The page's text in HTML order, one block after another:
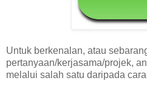
Untuk berkenalan, atau
pertanyaan/kerjasama/projek,
melalui salah satu daripada